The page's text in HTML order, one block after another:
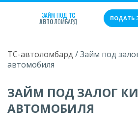
ЗАЙМ ПОД ТС
АВТОЛОМБАРД ПОДАТЬ
ТС-автоломбард /Займ под
автомобиля
ЗАЙМ ПОД ЗАЛОГ
АВТОМОБИЛЯ